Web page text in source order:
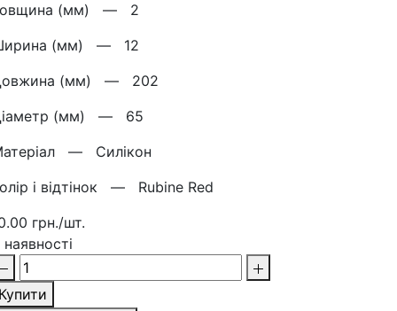
(мм) — 2
(мм) — 12
(мм) — 202
(мм) — 65
— Силікон
і відтінок — Rubine Red
грн./шт.